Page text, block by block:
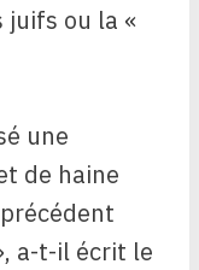
ou la «
une
de haine
a-t-il écrit le